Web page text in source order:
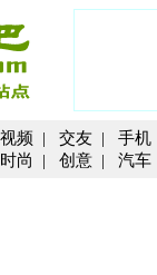
视频 | 交友 | 手机
时尚 | 创意 | 汽车